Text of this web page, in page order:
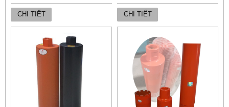
CHI TIẾT CHI TIẾT